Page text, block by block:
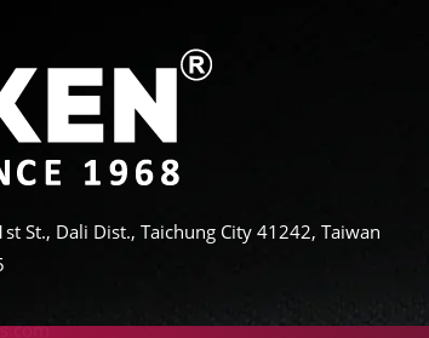
St., Dali Dist., Taichung City 41242, Taiwan